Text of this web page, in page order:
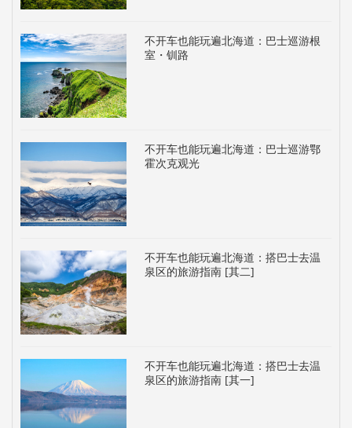
不开车也能玩遍北海道：巴士巡游根
室・钏路
不开车也能玩遍北海道：巴士巡游鄂
霍次克观光
不开车也能玩遍北海道：搭巴士去温
泉区的旅游指南 [其二]
不开车也能玩遍北海道：搭巴士去温
泉区的旅游指南 [其一]